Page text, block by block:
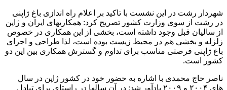
شهردار رشت در این نشست با تاکید بر اعلام راه اندازی باغ ژاپنی
در رشت از سوی وزارت کشور تصریح کرد: همکاریهای ایران و ژاپن
از سالیان قبل وجود داشته است، بخشی از این همکاری در خصوص
زلزله و بخشی هم در محیط زیست بوده است، لذا طراحی و اجرای
باغ ژاپنی فرصتی مناسب برای تداوم و گسترش همکاری بین این دو
کشور است.
ناصر حاج محمدی با اشاره به حضور خود در کشور ژاپن در سال
های ۲۰۰۴ و ۲۰۰۹ یادآور شد: در آن سالها در راستای برای تبادل